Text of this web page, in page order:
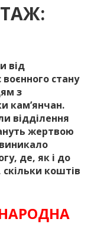
від
стану
з
кам’янчан.
відділення
жертвою
де, як і до
коштів